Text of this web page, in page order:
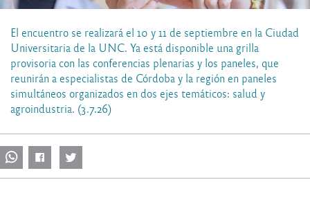
El encuentro se realizará el 10 y 11 de septiembre en la Ciudad
Universitaria de la UNC. Ya está disponible una grilla
provisoria con las conferencias plenarias y los paneles, que
reunirán a especialistas de Córdoba y la región en paneles
simultáneos organizados en dos ejes temáticos: salud y
agroindustria. (3.7.26)